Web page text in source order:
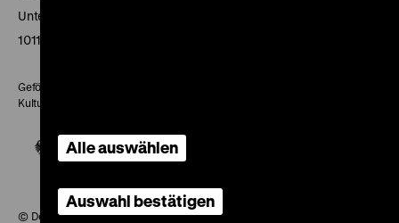
Unter den Linden 2
10117 Berlin
Gefördert mit Mitteln des Beauftragten der Bundesregierung für
Kultur und Medien
© Deutsches Historisches Museum, 2026
Alle auswählen
Auswahl bestätigen